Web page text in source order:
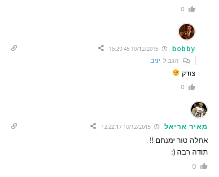
0
bobby
הגב ליניב
צודק
0
מאיר אריאל 10/12/2015 12:22:17
אחלה טור ימנחם !!
תודה רבה (:
0